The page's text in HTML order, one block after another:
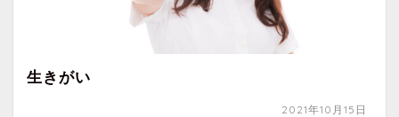
生きがい
2021年10月15日